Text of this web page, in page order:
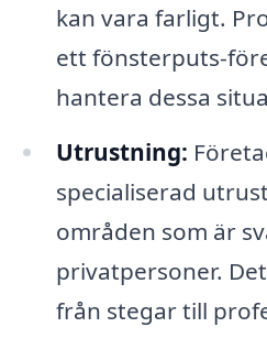
kan vara farligt.
ett fönsterputs-
hantera dessa
Utrustning:
specialiserad
områden som är
privatpersoner.
från stegar till